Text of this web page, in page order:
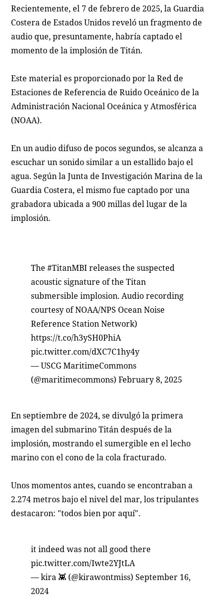
Recientemente, el 7 de febrero de 2025, la Guardia
Costera de Estados Unidos reveló un fragmento de
audio que, presuntamente, habría captado el
momento de la implosión de Titán.
Este material es proporcionado por la Red de
Estaciones de Referencia de Ruido Oceánico de la
Administración Nacional Oceánica y Atmosférica
(NOAA).
En un audio difuso de pocos segundos, se alcanza a
escuchar un sonido similar a un estallido bajo el
agua. Según la Junta de Investigación Marina de la
Guardia Costera, el mismo fue captado por una
grabadora ubicada a 900 millas del lugar de la
implosión.
The#TitanMBIreleases the suspected
acoustic signature of the Titan
submersible implosion. Audio recording
courtesy of NOAA/NPS Ocean Noise
Reference Station Network)
https://t.co/h3ySH0PhiA
pic.twitter.com/dXC7C1hy4y
— USCG MaritimeCommons
(@maritimecommons)February 8, 2025
En septiembre de 2024, se divulgó la primera
imagen del submarino Titán después de la
implosión, mostrando el sumergible en el lecho
marino con el cono de la cola fracturado.
Unos momentos antes, cuando se encontraban a
2.274 metros bajo el nivel del mar, los tripulantes
destacaron: "todos bien por aquí".
it indeed was not all good there
pic.twitter.com/Iwte2YJtLA
— kira 👾 (@kirawontmiss)September 16,
2024